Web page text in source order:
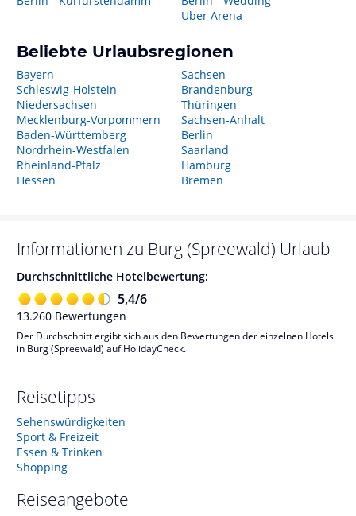
Uber Arena
Beliebte Urlaubsregionen
Bayern
Schleswig-Holstein
Niedersachsen
Mecklenburg-Vorpommern
Baden-Württemberg
Nordrhein-Westfalen
Rheinland-Pfalz
Hessen
Sachsen
Brandenburg
Thüringen
Sachsen-Anhalt
Berlin
Saarland
Hamburg
Bremen
Informationen zu Burg (Spreewald) Urlaub
Durchschnittliche Hotelbewertung:
5,4/6
13.260 Bewertungen
Der Durchschnitt ergibt sich aus den Bewertungen der einzelnen Hotels
in Burg (Spreewald) auf HolidayCheck.
Reisetipps
Sehenswürdigkeiten
Sport & Freizeit
Essen & Trinken
Shopping
Reiseangebote